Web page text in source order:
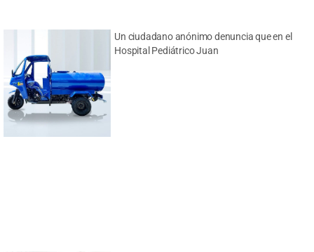
Un ciudadano anónimo denuncia que en el
Hospital Pediátrico Juan